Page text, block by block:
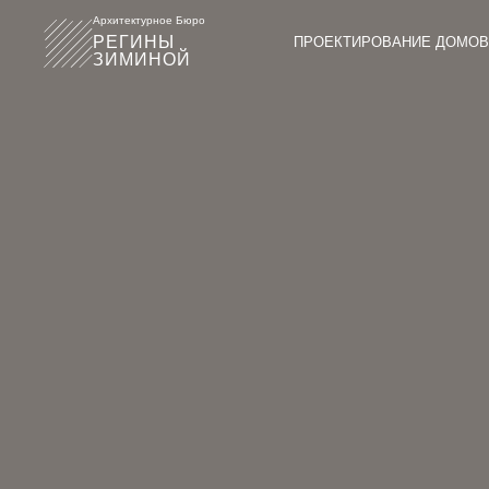
Архитектурное Бюро
РЕГИНЫ
ЗИМИНОЙ
ПРОЕКТИРОВАНИЕ ДОМОВ